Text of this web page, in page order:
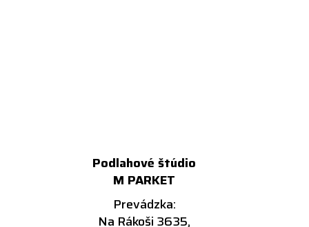
Podlahové štúdio
M PARKET
Prevádzka:
Na Rákoši 3635,